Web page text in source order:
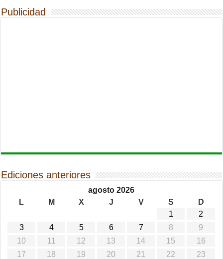
Publicidad
Ediciones anteriores
agosto 2026
L
M X J V S
D
1
2
3
4 5 6 7 8
9
10
11 12 13 14 15
16
17
18 19 20 21 22
23